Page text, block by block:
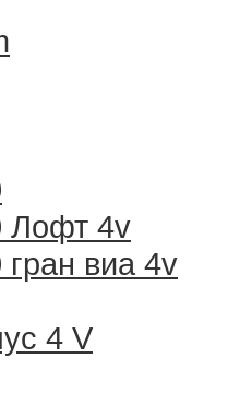
Лофт 4v
виа 4v
4 V